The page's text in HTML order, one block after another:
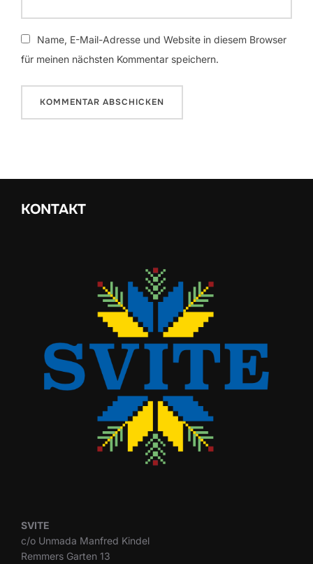
Name, E-Mail-Adresse und Website in diesem Browser
für meinen nächsten Kommentar speichern.
KONTAKT
SVITE
c/o Unmada Manfred Kindel
Remmers Garten 13